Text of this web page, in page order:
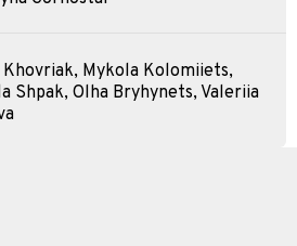
Khovriak, Mykola Kolomiiets,
Shpak, Olha Bryhynets, Valeriia